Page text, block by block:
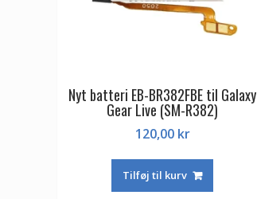
Nyt batteri EB-BR382FBE til Galaxy
Gear Live (SM-R382)
120,00 kr
Tilføj til kurv